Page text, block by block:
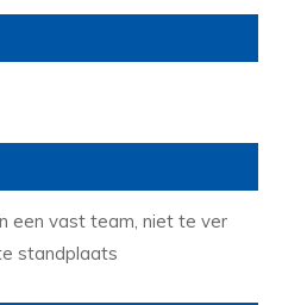
een vast team, niet te ver
standplaats